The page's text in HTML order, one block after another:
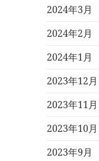
2024年3月
2024年2月
2024年1月
2023年12月
2023年11月
2023年10月
2023年9月